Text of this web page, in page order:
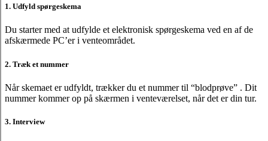
1. Udfyld spørgeskema
Du starter med at udfylde et elektronisk spørgeskema ved en af de
afskærmede PC’er i venteområdet.
2. Træk et nummer
Når skemaet er udfyldt, trækker du et nummer til “blodprøve” . Dit
nummer kommer op på skærmen i venteværelset, når det er din tur.
3. Interview